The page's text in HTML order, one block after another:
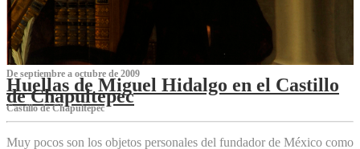
De septiembre a octubre de 2009
Huellas de Miguel Hidalgo en el Castillo
de Chapultepec
Castillo de Chapultepec
Muy pocos son los objetos personales del fundador de México como